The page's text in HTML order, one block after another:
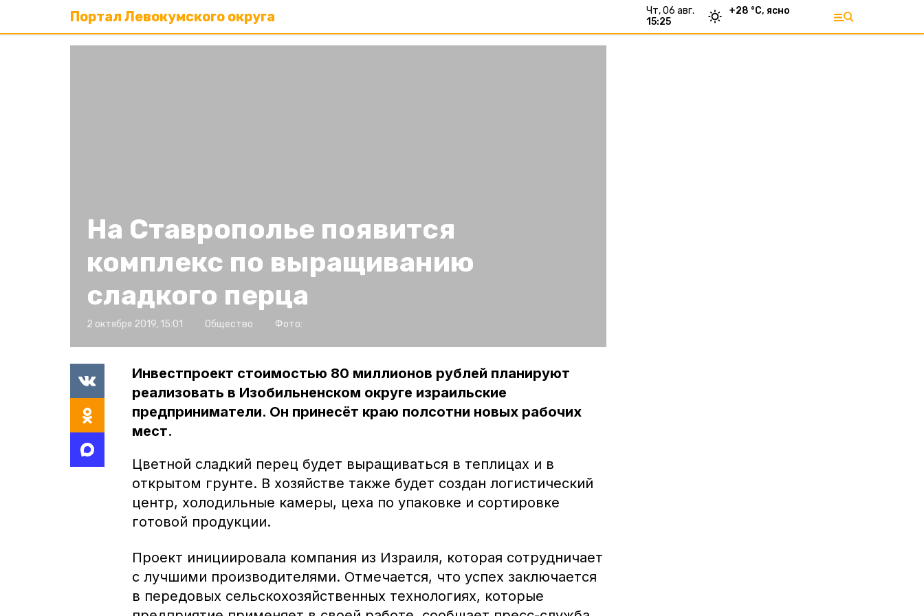
Портал Левокумского округа
чт, 06 авг.
15:25
+28 °С, ясно
На Ставрополье появится
комплекс по выращиванию
сладкого перца
2 октября 2019, 15:01 Общество Фото:
Инвестпроект стоимостью 80 миллионов рублей планируют
реализовать в Изобильненском округе израильские
предприниматели. Он принесёт краю полсотни новых рабочих
мест.
Цветной сладкий перец будет выращиваться в теплицах и в
открытом грунте. В хозяйстве также будет создан логистический
центр, холодильные камеры, цеха по упаковке и сортировке
готовой продукции.
Проект инициировала компания из Израиля, которая сотрудничает
с лучшими производителями. Отмечается, что успех заключается
в передовых сельскохозяйственных технологиях, которые